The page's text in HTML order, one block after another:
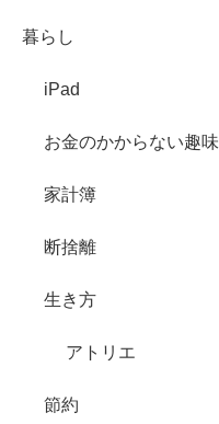
暮らし
iPad
お金のかからない趣味
家計簿
断捨離
生き方
アトリエ
節約